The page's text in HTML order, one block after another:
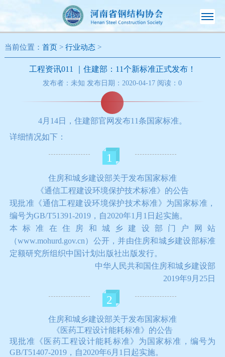
当前位置： 首页> 行业动态>
工程资讯011 ｜住建部：11个新标准正式发布！
发布者：未知 发布日期：2020-04-17 阅读：0
4月14日，住建部官网发布11条国家标准。
详细情况如下：
1
住房和城乡建设部关于发布国家标准
《通信工程建设环境保护技术标准》的公告
现批准《通信工程建设环境保护技术标准》为国家标准，
编号为GB/T51391-2019，自2020年1月1日起实施。
本标准在住房和城乡建设部门户网站
（www.mohurd.gov.cn）公开，并由住房和城乡建设部标准
定额研究所组织中国计划出版社出版发行。
中华人民共和国住房和城乡建设部
2019年9月25日
2
住房和城乡建设部关于发布国家标准
《医药工程设计能耗标准》的公告
现批准《医药工程设计能耗标准》为国家标准，编号为
GB/T51407-2019，自2020年6月1日起实施。